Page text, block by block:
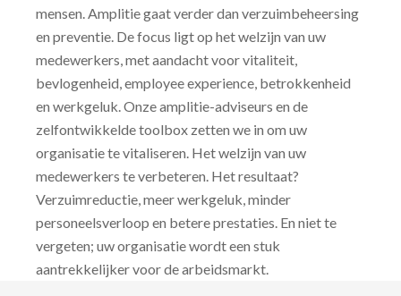
mensen. Amplitie gaat verder dan verzuimbeheersing
en preventie. De focus ligt op het welzijn van uw
medewerkers, met aandacht voor vitaliteit,
bevlogenheid, employee experience, betrokkenheid
en werkgeluk. Onze amplitie-adviseurs en de
zelfontwikkelde toolbox zetten we in om uw
organisatie te vitaliseren. Het welzijn van uw
medewerkers te verbeteren. Het resultaat?
Verzuimreductie, meer werkgeluk, minder
personeelsverloop en betere prestaties. En niet te
vergeten; uw organisatie wordt een stuk
aantrekkelijker voor de arbeidsmarkt.